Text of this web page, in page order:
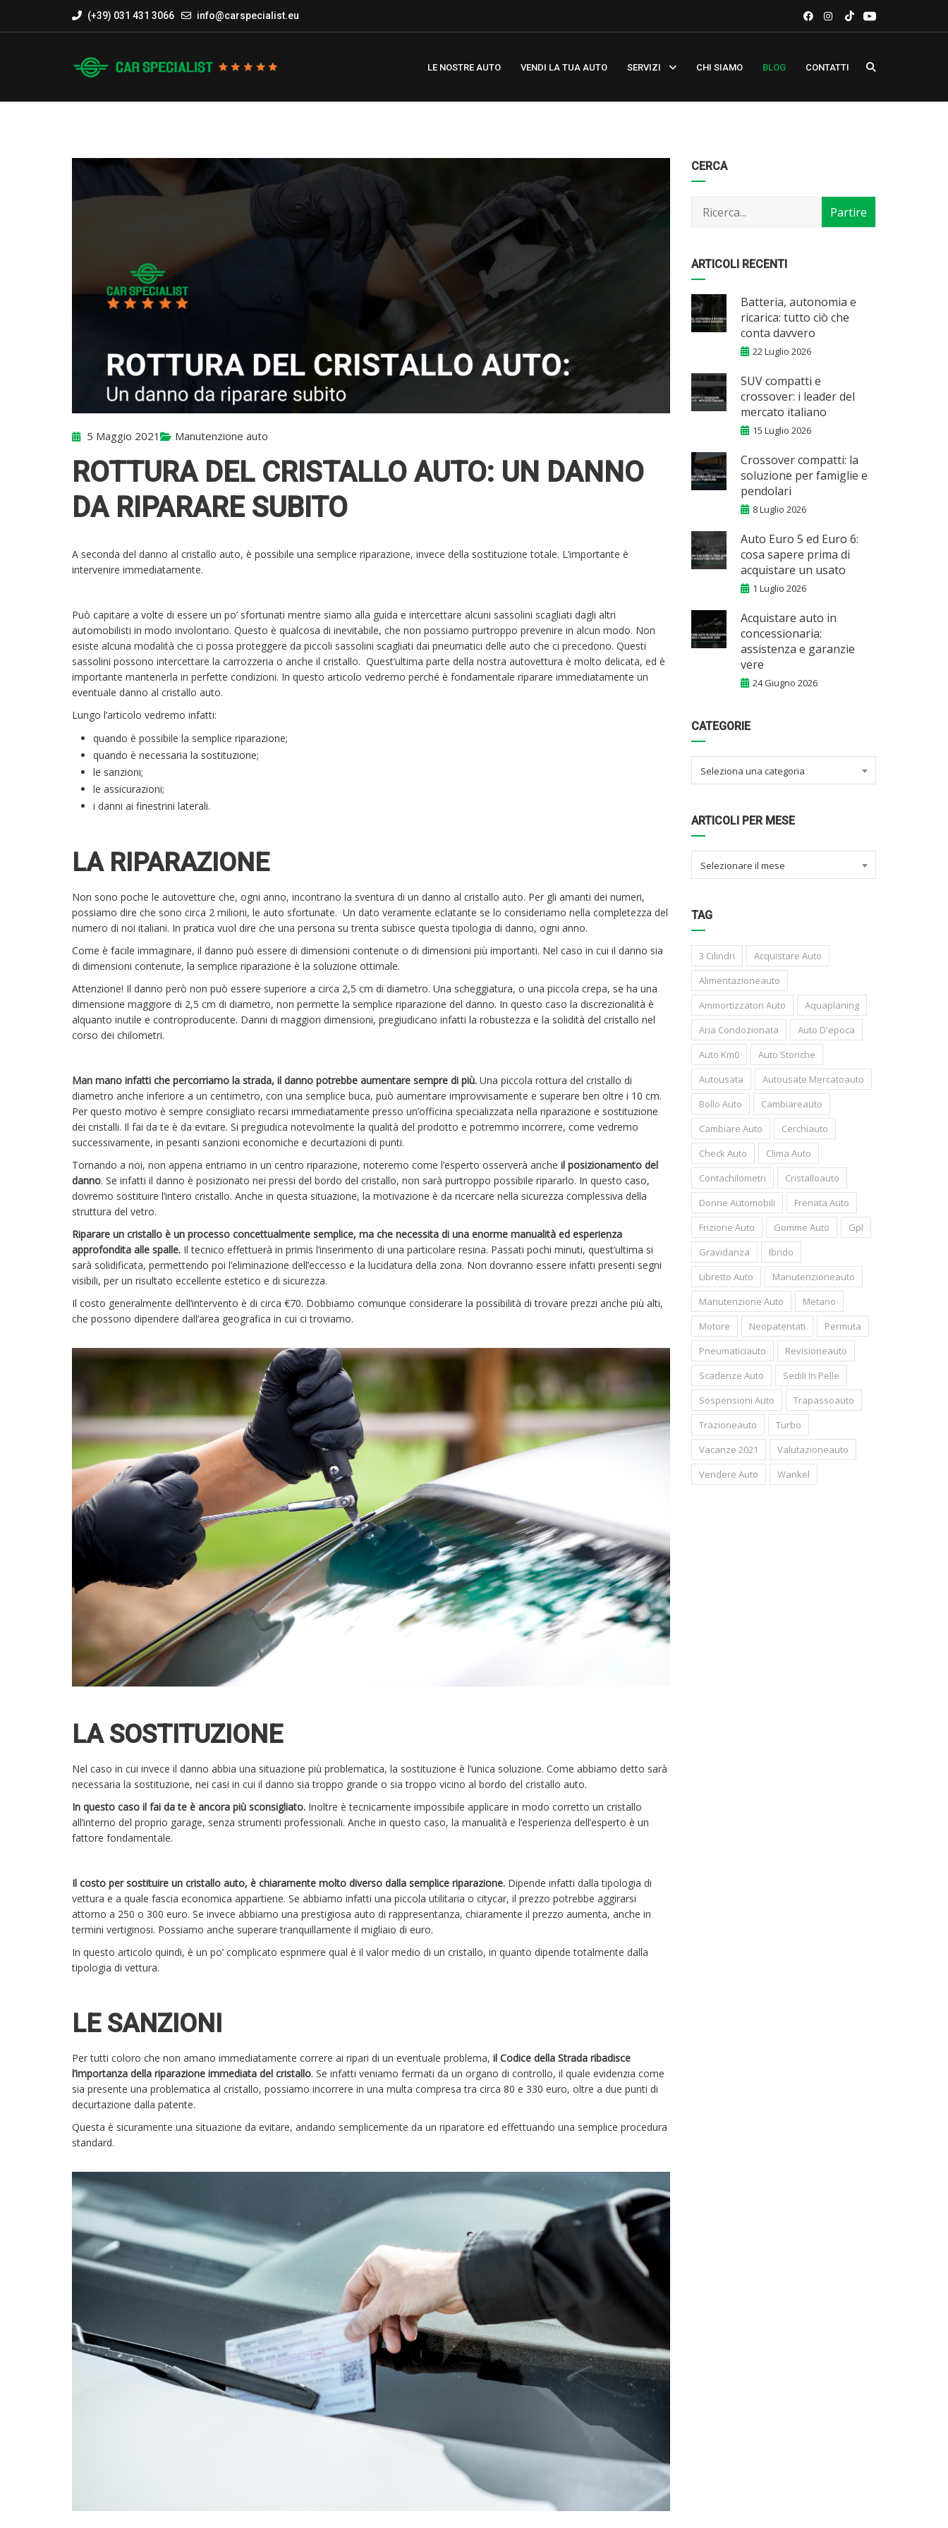
(+39) 031 431 3066 info@carspecialist.eu
LE NOSTRE AUTO VENDI LA TUA AUTO SERVIZI CHI SIAMO BLOG CONTATTI
5 Maggio 2021 Manutenzione auto
ROTTURA DEL CRISTALLO AUTO: UN DANNO
DA RIPARARE SUBITO
A seconda del danno al cristallo auto, è possibile una semplice riparazione, invece della sostituzione totale. L’importante è
intervenire immediatamente.
Può capitare a volte di essere un po’ sfortunati mentre siamo alla guida e intercettare alcuni sassolini scagliati dagli altri
automobilisti in modo involontario. Questo è qualcosa di inevitabile, che non possiamo purtroppo prevenire in alcun modo. Non
esiste alcuna modalità che ci possa proteggere da piccoli sassolini scagliati dai pneumatici delle auto che ci precedono. Questi
sassolini possono intercettare la carrozzeria o anche il cristallo. Quest’ultima parte della nostra autovettura è molto delicata, ed è
importante mantenerla in perfette condizioni. In questo articolo vedremo perché è fondamentale riparare immediatamente un
eventuale danno al cristallo auto.
Lungo l’articolo vedremo infatti:
quando è possibile la semplice riparazione;
quando è necessaria la sostituzione;
le sanzioni;
le assicurazioni;
i danni ai finestrini laterali.
LA RIPARAZIONE
Non sono poche le autovetture che, ogni anno, incontrano la sventura di un danno al cristallo auto. Per gli amanti dei numeri,
possiamo dire che sono circa 2 milioni, le auto sfortunate. Un dato veramente eclatante se lo consideriamo nella completezza del
numero di noi italiani. In pratica vuol dire che una persona su trenta subisce questa tipologia di danno, ogni anno.
Come è facile immaginare, il danno può essere di dimensioni contenute o di dimensioni più importanti. Nel caso in cui il danno sia
di dimensioni contenute, la semplice riparazione è la soluzione ottimale.
Attenzione! Il danno però non può essere superiore a circa 2,5 cm di diametro. Una scheggiatura, o una piccola crepa, se ha una
dimensione maggiore di 2,5 cm di diametro, non permette la semplice riparazione del danno. In questo caso la discrezionalità è
alquanto inutile e controproducente. Danni di maggiori dimensioni, pregiudicano infatti la robustezza e la solidità del cristallo nel
corso dei chilometri.
Man mano infatti che percorriamo la strada, il danno potrebbe aumentare sempre di più. Una piccola rottura del cristallo di
diametro anche inferiore a un centimetro, con una semplice buca, può aumentare improvvisamente e superare ben oltre i 10 cm.
Per questo motivo è sempre consigliato recarsi immediatamente presso un’officina specializzata nella riparazione e sostituzione
dei cristalli. Il fai da te è da evitare. Si pregiudica notevolmente la qualità del prodotto e potremmo incorrere, come vedremo
successivamente, in pesanti sanzioni economiche e decurtazioni di punti.
Tornando a noi, non appena entriamo in un centro riparazione, noteremo come l’esperto osserverà anche il posizionamento del
danno. Se infatti il danno è posizionato nei pressi del bordo del cristallo, non sarà purtroppo possibile ripararlo. In questo caso,
dovremo sostituire l’intero cristallo. Anche in questa situazione, la motivazione è da ricercare nella sicurezza complessiva della
struttura del vetro.
Riparare un cristallo è un processo concettualmente semplice, ma che necessita di una enorme manualità ed esperienza
approfondita alle spalle. Il tecnico effettuerà in primis l’inserimento di una particolare resina. Passati pochi minuti, quest’ultima si
sarà solidificata, permettendo poi l’eliminazione dell’eccesso e la lucidatura della zona. Non dovranno essere infatti presenti segni
visibili, per un risultato eccellente estetico e di sicurezza.
Il costo generalmente dell’intervento è di circa €70. Dobbiamo comunque considerare la possibilità di trovare prezzi anche più alti,
che possono dipendere dall’area geografica in cui ci troviamo.
LA SOSTITUZIONE
Nel caso in cui invece il danno abbia una situazione più problematica, la sostituzione è l’unica soluzione. Come abbiamo detto sarà
necessaria la sostituzione, nei casi in cui il danno sia troppo grande o sia troppo vicino al bordo del cristallo auto.
In questo caso il fai da te è ancora più sconsigliato. Inoltre è tecnicamente impossibile applicare in modo corretto un cristallo
all’interno del proprio garage, senza strumenti professionali. Anche in questo caso, la manualità e l’esperienza dell’esperto è un
fattore fondamentale.
Il costo per sostituire un cristallo auto, è chiaramente molto diverso dalla semplice riparazione. Dipende infatti dalla tipologia di
vettura e a quale fascia economica appartiene. Se abbiamo infatti una piccola utilitaria o citycar, il prezzo potrebbe aggirarsi
attorno a 250 o 300 euro. Se invece abbiamo una prestigiosa auto di rappresentanza, chiaramente il prezzo aumenta, anche in
termini vertiginosi. Possiamo anche superare tranquillamente il migliaio di euro.
In questo articolo quindi, è un po’ complicato esprimere qual è il valor medio di un cristallo, in quanto dipende totalmente dalla
tipologia di vettura.
LE SANZIONI
Per tutti coloro che non amano immediatamente correre ai ripari di un eventuale problema, il Codice della Strada ribadisce
l’importanza della riparazione immediata del cristallo. Se infatti veniamo fermati da un organo di controllo, il quale evidenzia come
sia presente una problematica al cristallo, possiamo incorrere in una multa compresa tra circa 80 e 330 euro, oltre a due punti di
decurtazione dalla patente.
Questa è sicuramente una situazione da evitare, andando semplicemente da un riparatore ed effettuando una semplice procedura
standard.
CERCA
ARTICOLI RECENTI
Batteria, autonomia e
ricarica: tutto ciò che
conta davvero
22 Luglio 2026
SUV compatti e
crossover: i leader del
mercato italiano
15 Luglio 2026
Crossover compatti: la
soluzione per famiglie e
pendolari
8 Luglio 2026
Auto Euro 5 ed Euro 6:
cosa sapere prima di
acquistare un usato
1 Luglio 2026
Acquistare auto in
concessionaria:
assistenza e garanzie
vere
24 Giugno 2026
CATEGORIE
Categorie
Seleziona una categoria
ARTICOLI PER MESE
Articoli
per
Selezionare il mese
TAG
3 Cilindri
Acquistare Auto
Alimentazioneauto
Ammortizzatori Auto
Aquaplaning
Aria Condozionata
Auto D'epoca
Auto Km0
Auto Storiche
Autousata
Autousate Mercatoauto
Bollo Auto
Cambiareauto
Cambiare Auto
Cerchiauto
Check Auto
Clima Auto
Contachilometri
Cristalloauto
Donne Automobili
Frenata Auto
Frizione Auto
Gomme Auto
Gpl
Gravidanza
Ibrido
Libretto Auto
Manutenzioneauto
Manutenzione Auto
Metano
Motore
Neopatentati
Permuta
Pneumaticiauto
Revisioneauto
Scadenze Auto
Sedili In Pelle
Sospensioni Auto
Trapassoauto
Trazioneauto
Turbo
Vacanze 2021
Valutazioneauto
Vendere Auto
Wankel